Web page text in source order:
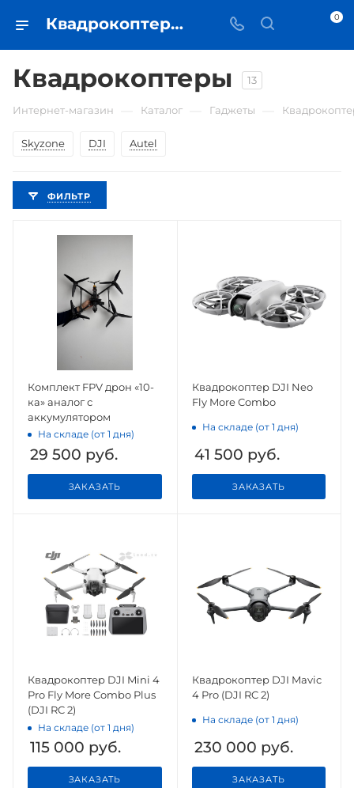
Квадрокоптеры • купить в Самаре по низкой цене - iЧехол 0
Квадрокоптеры 13
Интернет-магазин Каталог Гаджеты
Skyzone DJI Autel
ФИЛЬТР
Комплект FPV дрон «10-
ка» аналог с
аккумулятором
На складе (от 1 дня)
29 500 руб.
ЗАКАЗАТЬ
Квадрокоптер DJI Neo
Fly More Combo
На складе (от 1 дня)
41 500 руб.
ЗАКАЗАТЬ
Квадрокоптер DJI Mini 4
Pro Fly More Combo Plus
(DJI RC 2)
На складе (от 1 дня)
115 000 руб.
ЗАКАЗАТЬ
Квадрокоптер DJI Mavic
4 Pro (DJI RC 2)
На складе (от 1 дня)
230 000 руб.
ЗАКАЗАТЬ